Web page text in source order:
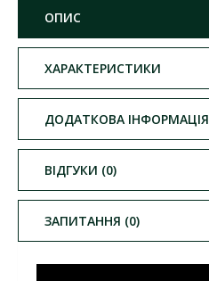
ОПИС
ХАРАКТЕРИСТИКИ
ДОДАТКОВА ІНФОРМАЦІЯ
ВІДГУКИ (0)
ЗАПИТАННЯ (0)